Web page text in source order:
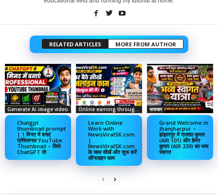
RELATED ARTICLES MORE FROM AUTHOR
Generate Ai image video
Chatgpt
thumbnail prompt
| 1 मिनट में बनाएं
प्रोफेशनल YouTube
Thumbnail – सिर्फ
ChatGPT से!
Online earning through social media
Learn Online
Work with
NewsViralSK.com
|
NewsViralSK.com
के साथ सीखें और शुरू करें
ऑनलाइन काम
समाचार
Grand Welcome in
Jhanjharpur –
झंझारपुर में प्रशांत कुमार
(AIR 101) और हेमंत
कुमार (AIR 339) का भव्य
स्वागत